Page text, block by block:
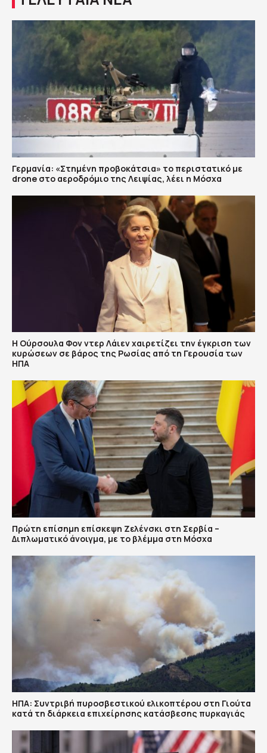
Γερμανία: «Στημένη προβοκάτσια» το περιστατικό με
drone στο αεροδρόμιο της Λειψίας, λέει η Μόσχα
Η Ούρσουλα Φον ντερ Λάιεν χαιρετίζει την έγκριση των
κυρώσεων σε βάρος της Ρωσίας από τη Γερουσία των
ΗΠΑ
Πρώτη επίσημη επίσκεψη Ζελένσκι στη Σερβία –
Διπλωματικό άνοιγμα, με το βλέμμα στη Μόσχα
ΗΠΑ: Συντριβή πυροσβεστικού ελικοπτέρου στη Γιούτα
κατά τη διάρκεια επιχείρησης κατάσβεσης πυρκαγιάς